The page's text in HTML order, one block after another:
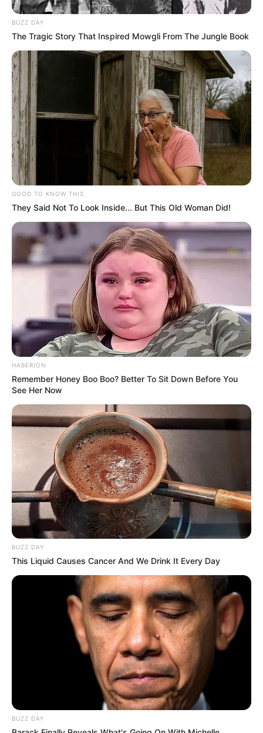
BUZZ DAY
The Tragic Story That Inspired Mowgli From The Jungle Book
GOOD TO KNOW THIS
They Said Not To Look Inside... But This Old Woman Did!
HABERION
Remember Honey Boo Boo? Better To Sit Down Before You
See Her Now
BUZZ DAY
This Liquid Causes Cancer And We Drink It Every Day
BUZZ DAY